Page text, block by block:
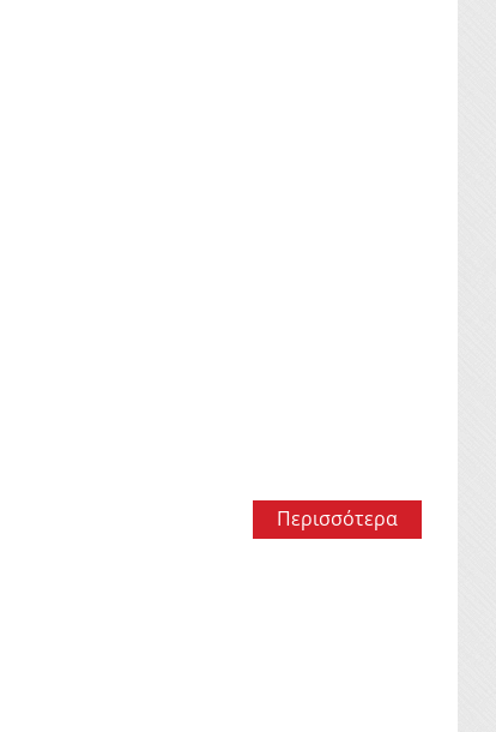
Περισσότερα